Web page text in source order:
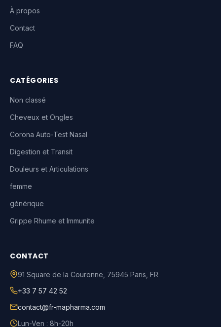
À propos
Contact
FAQ
CATÉGORIES
Non classé
Cheveux et Ongles
Corona Auto-Test Nasal
Digestion et Transit
Douleurs et Articulations
femme
générique
Grippe Rhume et Immunite
CONTACT
91 Square de la Couronne 75945 Paris FR
+33 7 57 42 52
contact@fr-mapharma.com
Lun-Ven : 8h-20h